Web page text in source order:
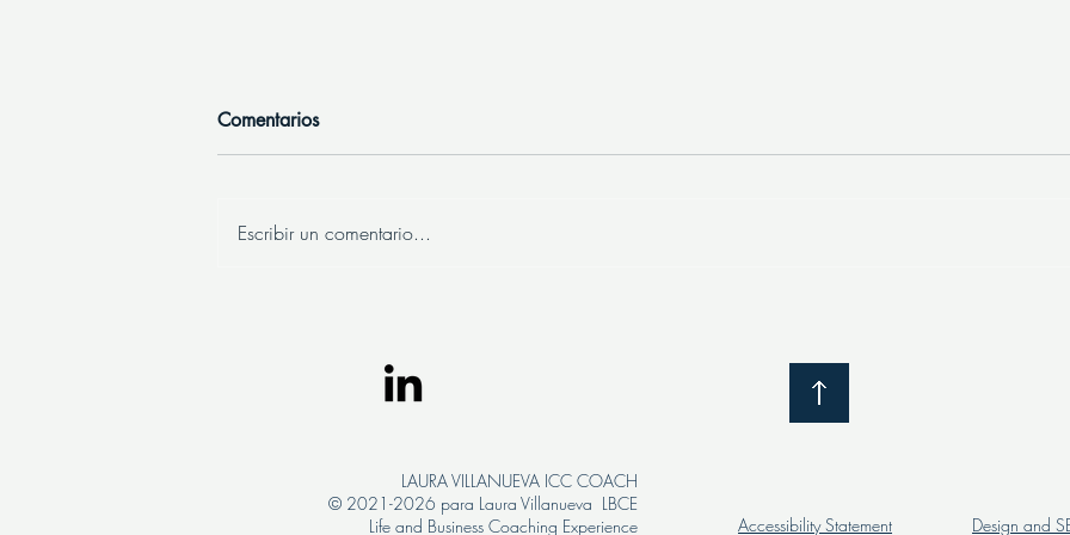
Comentarios
Escribir un comentario...
LAURA VILLANUEVA ICC COACH
© 2021-2026 para Laura Villanueva LBCE
Life and Business Coaching Experience
Accessibility Statement Design and